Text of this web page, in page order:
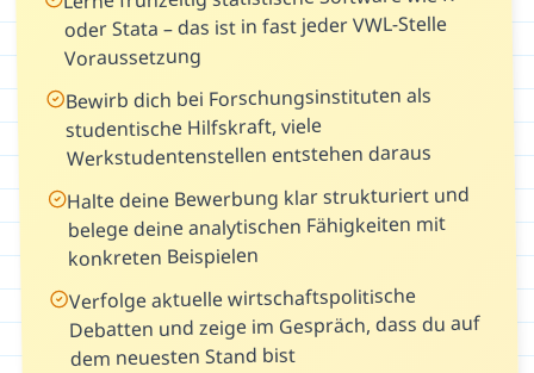
oder Stata – das ist in fast jeder VWL-Stelle
Voraussetzung
Bewirb dich bei Forschungsinstituten als
studentische Hilfskraft, viele
Werkstudentenstellen entstehen daraus
Halte deine Bewerbung klar strukturiert und
belege deine analytischen Fähigkeiten mit
konkreten Beispielen
Verfolge aktuelle wirtschaftspolitische
Debatten und zeige im Gespräch, dass du auf
dem neuesten Stand bist